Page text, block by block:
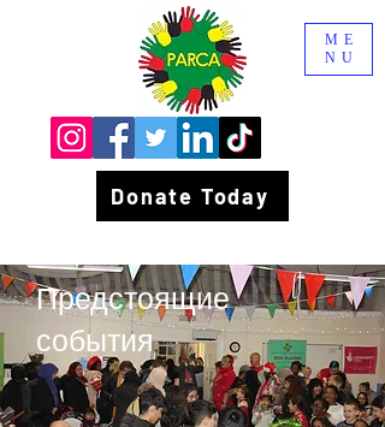
Donate Today
ME
NU
Предстоящие
события